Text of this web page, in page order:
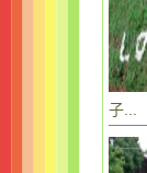
子...